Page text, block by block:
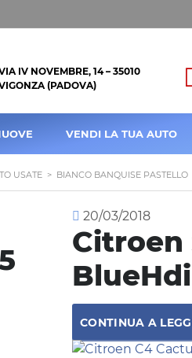
IV NOVEMBRE, 14 – 35010
(PADOVA)
VENDI LA TUA AUTO
USATE > BIANCO BANQUISE PASTELLO
20/03/2018
Citroen
CONTINUA A